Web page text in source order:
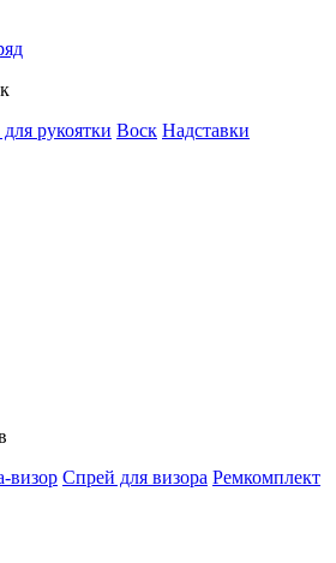
рукоятки Воск Надставки
визор Спрей для визора Ремкомплект